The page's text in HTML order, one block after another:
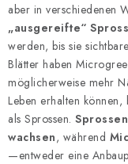
aber in verschiedenen
„ausgereifte“
werden, bis sie
Blätter haben
möglicherweise mehr
Leben erhalten
als Sprossen.
wachsen, während
—entweder eine